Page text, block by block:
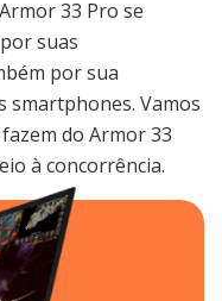
33 Pro se
suas
por sua
smartphones. Vamos
do Armor 33
à concorrência.